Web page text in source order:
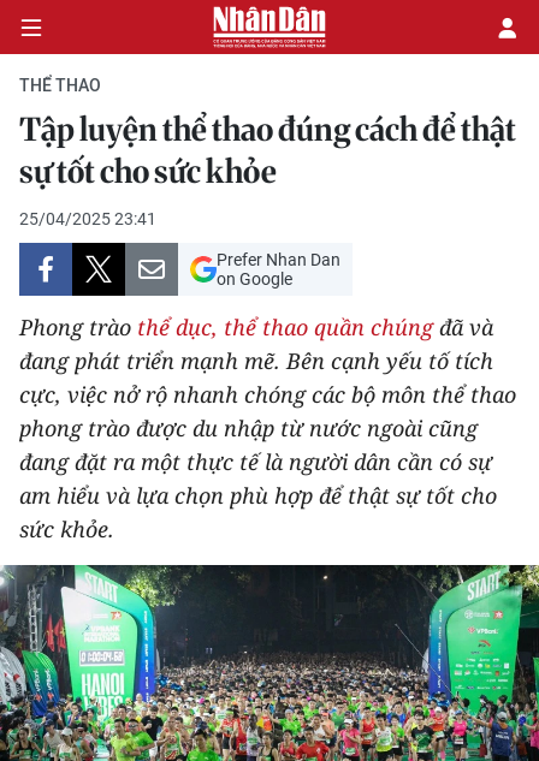
CHÍNH TRỊ
KINH TẾ
VĂN HÓA
XÃ HỘI
PHÁP LUẬT
DU LỊCH
THẾ GIỚI
THỂ THAO
GIÁO DỤC
Y TẾ
KHOA HỌC - CÔNG NGHỆ
THỂ THAO
Tập luyện thể thao đúng cách để thật
sự tốt cho sức khỏe
25/04/2025 23:41
Prefer Nhan Dan
on Google
Phong trào thể dục, thể thao quần chúngđã và
đang phát triển mạnh mẽ. Bên cạnh yếu tố tích
cực, việc nở rộ nhanh chóng các bộ môn thể thao
phong trào được du nhập từ nước ngoài cũng
đang đặt ra một thực tế là người dân cần có sự
am hiểu và lựa chọn phù hợp để thật sự tốt cho
sức khỏe.